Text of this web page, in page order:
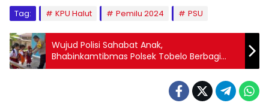
Tag: KPU Halut Pemilu 2024 PSU
Wujud Polisi Sahabat Anak,
Bhabinkamtibmas Polsek Tobelo Berbagi
Buku Tulis ke Siswa-Siswi TK Hingga SD